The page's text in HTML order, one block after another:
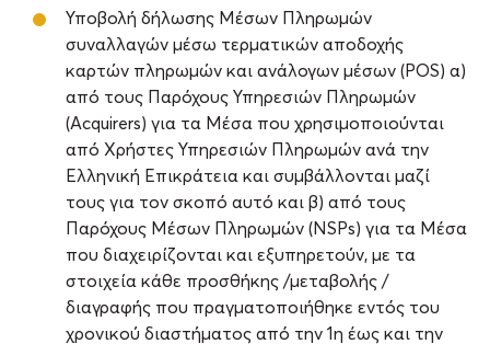
Υποβολή δήλωσης Μέσων Πληρωμών
συναλλαγών μέσω τερματικών αποδοχής
καρτών πληρωμών και ανάλογων μέσων (POS) α)
από τους Παρόχους Υπηρεσιών Πληρωμών
(Acquirers) για τα Μέσα που χρησιμοποιούνται
από Χρήστες Υπηρεσιών Πληρωμών ανά την
Ελληνική Επικράτεια και συμβάλλονται μαζί
τους για τον σκοπό αυτό και β) από τους
Παρόχους Μέσων Πληρωμών (NSPs) για τα Μέσα
που διαχειρίζονται και εξυπηρετούν, με τα
στοιχεία κάθε προσθήκης /μεταβολής /
διαγραφής που πραγματοποιήθηκε εντός του
χρονικού διαστήματος από την 1η έως και την